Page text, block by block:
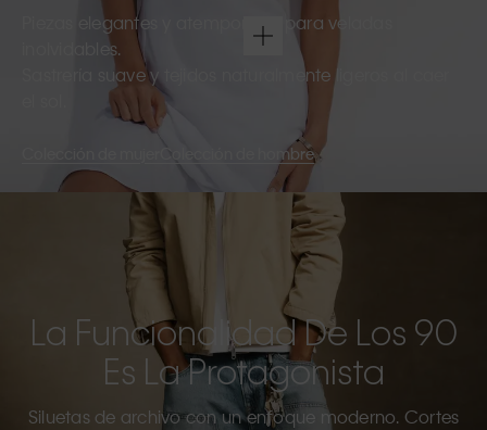
Piezas elegantes y atemporales para veladas
inolvidables.
Sastrería suave y tejidos naturalmente ligeros al caer
Colección de hombre
La Funcionalidad De Los 90
Es La Protagonista
Siluetas de archivo con un enfoque moderno. Cortes